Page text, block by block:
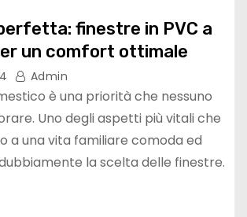
finestre in PVC a
un comfort ottimale
Admin
è una priorità che nessuno
Uno degli aspetti più vitali che
a una vita familiare comoda ed
la scelta delle finestre.